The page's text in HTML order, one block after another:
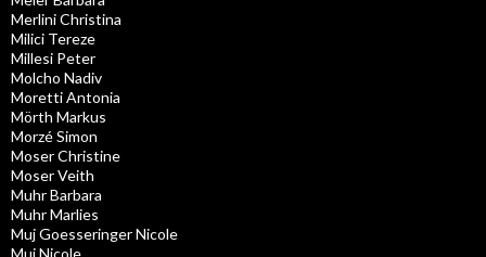
Merlini Christina
Milici Tereze
Millesi Peter
Molcho Nadiv
Moretti Antonia
Mörth Markus
Morzé Simon
Moser Christine
Moser Veith
Muhr Barbara
Muhr Marlies
Muj Goesseringer Nicole